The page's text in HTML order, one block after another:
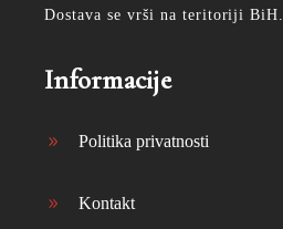
Dostava se vrši na teritoriji BiH.
Informacije
Politika privatnosti
Kontakt